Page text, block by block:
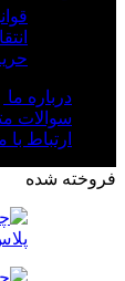
درباره ما
سوالات
ارتباط با
فروخته شده